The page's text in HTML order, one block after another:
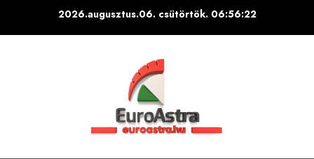
2026.augusztus.06. csütörtök. 06:56:23